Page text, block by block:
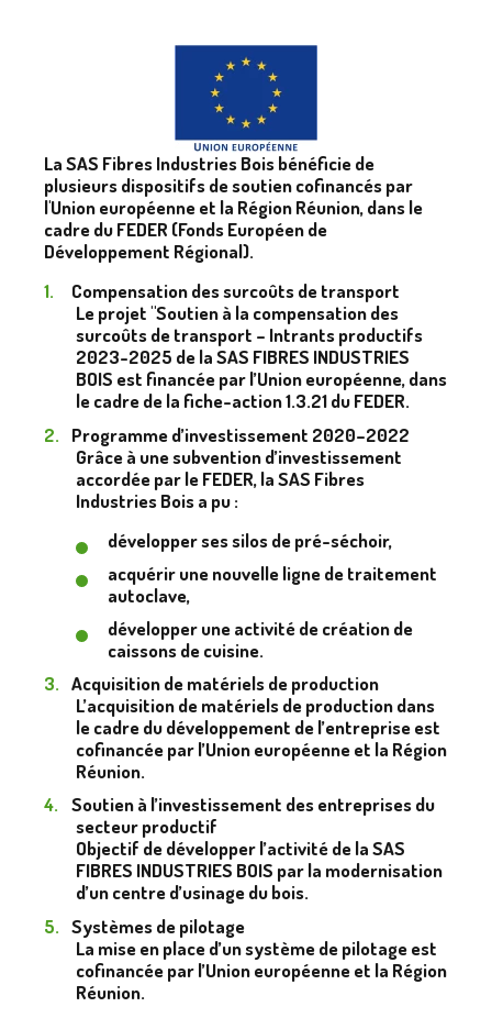
La SAS Fibres Industries Bois bénéficie de
plusieurs dispositifs de soutien cofinancés par
l'Union européenne et la Région Réunion, dans le
cadre du FEDER (Fonds Européen de
Développement Régional).
Compensation des surcoûts de transport
Le projet "Soutien à la compensation des
surcoûts de transport – Intrants productifs
2023-2025 de la SAS FIBRES INDUSTRIES
BOIS est financée par l’Union européenne, dans
le cadre de la fiche-action 1.3.21 du FEDER.
Programme d’investissement 2020–2022
Grâce à une subvention d’investissement
accordée par le FEDER, la SAS Fibres
Industries Bois a pu :
développer ses silos de pré-séchoir,
acquérir une nouvelle ligne de traitement
autoclave,
développer une activité de création de
caissons de cuisine.
Acquisition de matériels de production
L’acquisition de matériels de production dans
le cadre du développement de l’entreprise est
cofinancée par l’Union européenne et la Région
Réunion.
Soutien à l’investissement des entreprises du
secteur productif
Objectif de développer l’activité de la SAS
FIBRES INDUSTRIES BOIS par la modernisation
d’un centre d’usinage du bois.
Systèmes de pilotage
La mise en place d’un système de pilotage est
cofinancée par l’Union européenne et la Région
Réunion.